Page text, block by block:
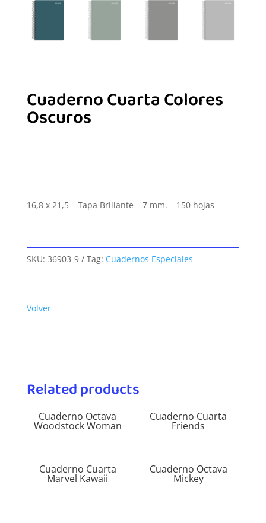
Cuaderno Cuarta Colores
Oscuros
16,8 x 21,5 – Tapa Brillante – 7 mm. – 150 hojas
SKU: 36903-9 Tag: Cuadernos Especiales
Volver
Related products
Cuaderno Octava
Woodstock Woman
Cuaderno Cuarta
Friends
Cuaderno Cuarta
Marvel Kawaii
Cuaderno Octava
Mickey